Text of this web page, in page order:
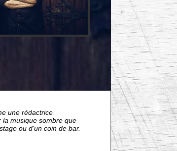
une rédactrice
la musique sombre que
ou d'un coin de bar.